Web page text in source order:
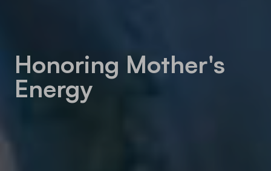
Honoring Mother's
Energy